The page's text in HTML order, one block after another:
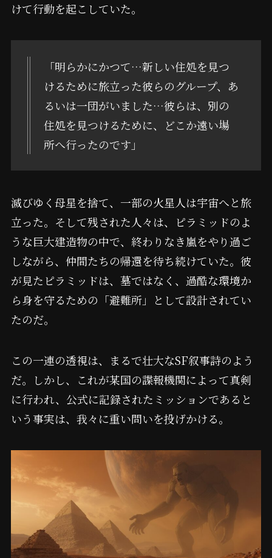
けて行動を起こしていた。
「明らかにかつて…新しい住処を見つ
けるために旅立った彼らのグループ、あ
るいは一団がいました…彼らは、別の
住処を見つけるために、どこか遠い場
所へ行ったのです」
滅びゆく母星を捨て、一部の火星人は宇宙へと旅
立った。そして残された人々は、ピラミッドのよ
うな巨大建造物の中で、終わりなき嵐をやり過ご
しながら、仲間たちの帰還を待ち続けていた。彼
が見たピラミッドは、墓ではなく、過酷な環境か
ら身を守るための「避難所」として設計されてい
たのだ。
この一連の透視は、まるで壮大なSF叙事詩のよう
だ。しかし、これが某国の諜報機関によって真剣
に行われ、公式に記録されたミッションであると
いう事実は、我々に重い問いを投げかける。